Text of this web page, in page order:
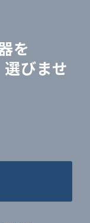
を
びませ